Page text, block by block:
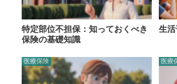
特定部位不担保：知っておくべき
保険の基礎知識
生活
医療保険 医療